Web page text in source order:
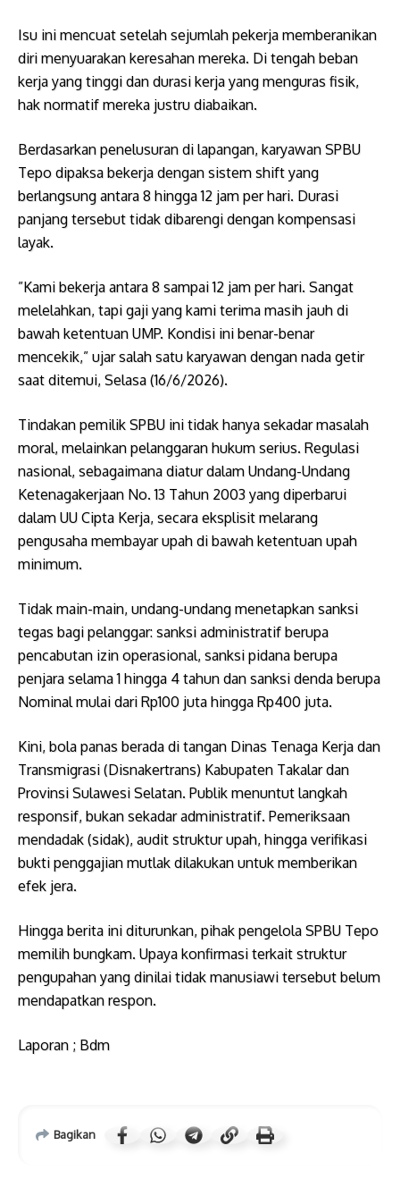
Isu ini mencuat setelah sejumlah pekerja memberanikan
diri menyuarakan keresahan mereka. Di tengah beban
kerja yang tinggi dan durasi kerja yang menguras fisik,
hak normatif mereka justru diabaikan.
Berdasarkan penelusuran di lapangan, karyawan SPBU
Tepo dipaksa bekerja dengan sistem shift yang
berlangsung antara 8 hingga 12 jam per hari. Durasi
panjang tersebut tidak dibarengi dengan kompensasi
layak.
​”Kami bekerja antara 8 sampai 12 jam per hari. Sangat
melelahkan, tapi gaji yang kami terima masih jauh di
bawah ketentuan UMP. Kondisi ini benar-benar
mencekik,” ujar salah satu karyawan dengan nada getir
saat ditemui, Selasa (16/6/2026).
Tindakan pemilik SPBU ini tidak hanya sekadar masalah
moral, melainkan pelanggaran hukum serius. Regulasi
nasional, sebagaimana diatur dalam Undang-Undang
Ketenagakerjaan No. 13 Tahun 2003 yang diperbarui
dalam UU Cipta Kerja, secara eksplisit melarang
pengusaha membayar upah di bawah ketentuan upah
minimum.
Tidak main-main, undang-undang menetapkan sanksi
tegas bagi pelanggar: ​sanksi administratif berupa
pencabutan izin operasional, ​sanksi pidana berupa
penjara selama 1 hingga 4 tahun dan sanksi denda berupa
Nominal mulai dari Rp100 juta hingga Rp400 juta.
Kini, bola panas berada di tangan Dinas Tenaga Kerja dan
Transmigrasi (Disnakertrans) Kabupaten Takalar dan
Provinsi Sulawesi Selatan. Publik menuntut langkah
responsif, bukan sekadar administratif. Pemeriksaan
mendadak (sidak), audit struktur upah, hingga verifikasi
bukti penggajian mutlak dilakukan untuk memberikan
efek jera.
Hingga berita ini diturunkan, pihak pengelola SPBU Tepo
memilih bungkam. Upaya konfirmasi terkait struktur
pengupahan yang dinilai tidak manusiawi tersebut belum
mendapatkan respon.
Laporan ; Bdm
Bagikan